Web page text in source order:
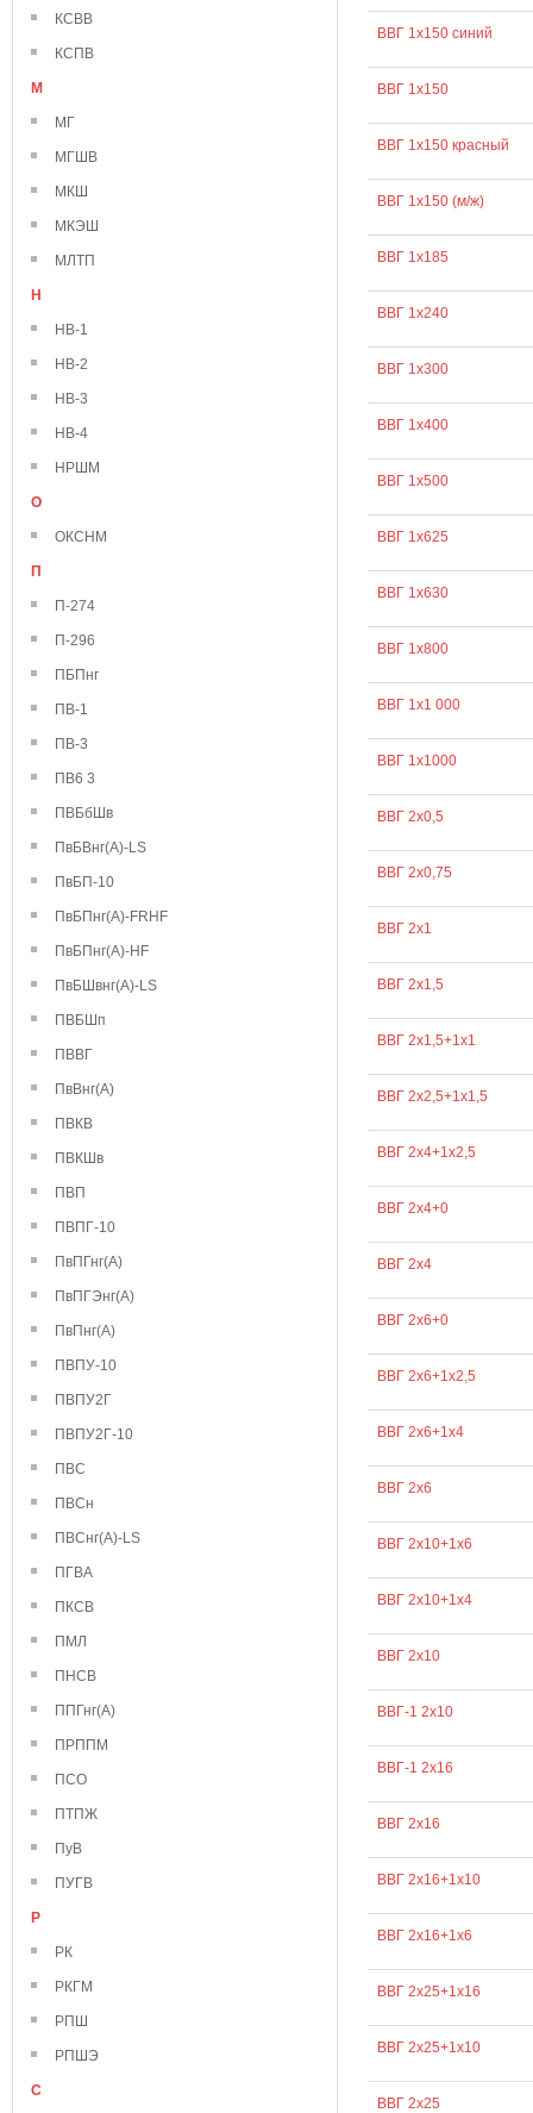
КСВВ
КСПВ
М
МГ
МГШВ
МКШ
МКЭШ
МЛТП
Н
НВ-1
НВ-2
НВ-3
НВ-4
НРШМ
О
ОКСНМ
П
П-274
П-296
ПБПнг
ПВ-1
ПВ-3
ПВ6 3
ПВБбШв
ПвБВнг(А)-LS
ПвБП-10
ПвБПнг(А)-FRHF
ПвБПнг(А)-HF
ПвБШвнг(А)-LS
ПВБШп
ПВВГ
ПвВнг(А)
ПВКВ
ПВКШв
ПВП
ПВПГ-10
ПвПГнг(А)
ПвПГЭнг(А)
ПвПнг(А)
ПВПУ-10
ПВПУ2Г
ПВПУ2Г-10
ПВС
ПВСн
ПВСнг(А)-LS
ПГВА
ПКСВ
ПМЛ
ПНСВ
ППГнг(А)
ПРППМ
ПСО
ПТПЖ
ПуВ
ПУГВ
Р
РК
РКГМ
РПШ
РПШЭ
С
ВВГ 1х150 синий
ВВГ 1х150
ВВГ 1х150 красный
ВВГ 1х150 (м/ж)
ВВГ 1х185
ВВГ 1х240
ВВГ 1х300
ВВГ 1х400
ВВГ 1х500
ВВГ 1х625
ВВГ 1х630
ВВГ 1х800
ВВГ 1х1 000
ВВГ 1х1000
ВВГ 2х0,5
ВВГ 2х0,75
ВВГ 2х1
ВВГ 2х1,5
ВВГ 2х1,5+1х1
ВВГ 2х2,5+1х1,5
ВВГ 2х4+1х2,5
ВВГ 2х4+0
ВВГ 2х4
ВВГ 2х6+0
ВВГ 2х6+1х2,5
ВВГ 2х6+1х4
ВВГ 2х6
ВВГ 2х10+1х6
ВВГ 2х10+1х4
ВВГ 2х10
ВВГ-1 2х10
ВВГ-1 2х16
ВВГ 2х16
ВВГ 2х16+1х10
ВВГ 2х16+1х6
ВВГ 2х25+1х16
ВВГ 2х25+1х10
ВВГ 2х25